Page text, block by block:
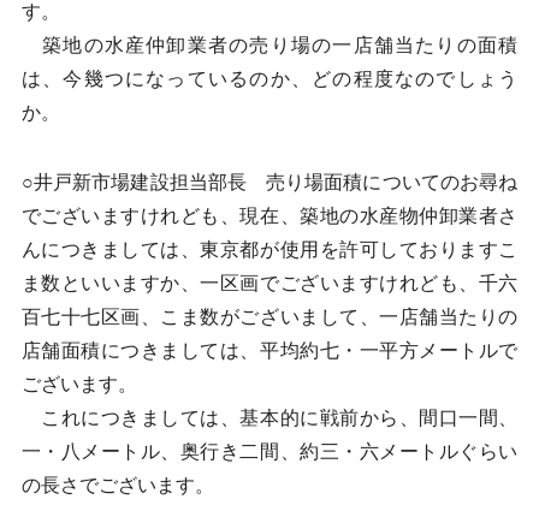
す。
築地の水産仲卸業者の売り場の一店舗当たりの面積
は、今幾つになっているのか、どの程度なのでしょう
か。
○井戸新市場建設担当部長 売り場面積についてのお尋ね
でございますけれども、現在、築地の水産物仲卸業者さ
んにつきましては、東京都が使用を許可しておりますこ
ま数といいますか、一区画でございますけれども、千六
百七十七区画、こま数がございまして、一店舗当たりの
店舗面積につきましては、平均約七・一平方メートルで
ございます。
これにつきましては、基本的に戦前から、間口一間、
一・八メートル、奥行き二間、約三・六メートルぐらい
の長さでございます。